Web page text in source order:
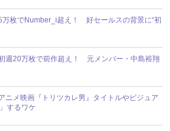
万枚でNumber_i超え！ 好セールスの背景に“初
週20万枚で前作超え！ 元メンバー・中島裕翔
ニメ映画『トリツカレ男』タイトルやビジュア
するワケ